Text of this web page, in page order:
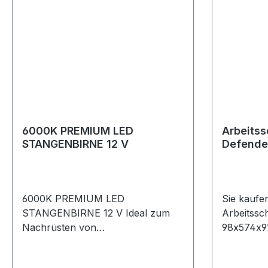
6000K PREMIUM LED
STANGENBIRNE 12 V
6000K PREMIUM LED
STANGENBIRNE 12 V Ideal zum
Nachrüsten von
Sie